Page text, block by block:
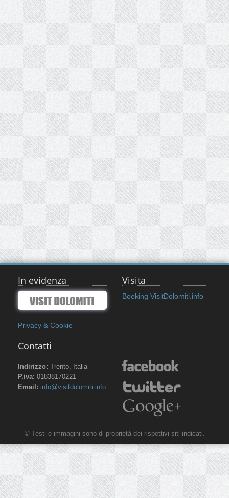
In evidenza
Privacy & Cookie
Visita
Booking VisitDolomiti.info
Contatti
Indirizzo: Trento, Italia
P.iva: 01838170221
Email: info@visitdolomiti.info
© Testi e immagini sono di proprietà dei rispettivi siti indicati.